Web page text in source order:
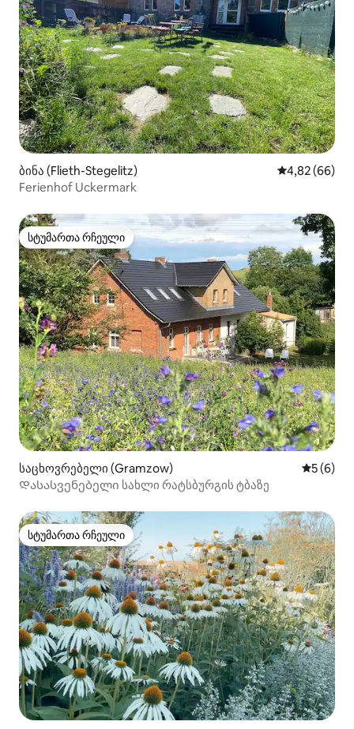
ბინა (Flieth-Stegelitz) საშუალო
4,82 (66)
Ferienhof Uckermark
სტუმართა რჩეული
სტუმართა რჩეული
საცხოვრებელი (Gramzow) საშუალო
5 (6)
Დასასვენებელი სახლი რატსბურგის ტბაზე
სტუმართა რჩეული
სტუმართა რჩეული